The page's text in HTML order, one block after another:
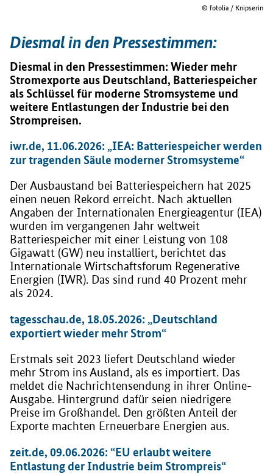
© fotolia / Knipserin
Diesmal in den Pressestimmen:
Diesmal in den Pressestimmen: Wieder mehr
Stromexporte aus Deutschland, Batteriespeicher
als Schlüssel für moderne Stromsysteme und
weitere Entlastungen der Industrie bei den
Strompreisen.
iwr.de, 11.06.2026: „IEA: Batteriespeicher werden
zur tragenden Säule moderner Stromsysteme“
Der Ausbaustand bei Batteriespeichern hat 2025
einen neuen Rekord erreicht. Nach aktuellen
Angaben der Internationalen Energieagentur (IEA)
wurden im vergangenen Jahr weltweit
Batteriespeicher mit einer Leistung von 108
Gigawatt (GW) neu installiert, berichtet das
Internationale Wirtschaftsforum Regenerative
Energien (IWR). Das sind rund 40 Prozent mehr
als 2024.
tagesschau.de, 18.05.2026: „Deutschland
exportiert wieder mehr Strom“
Erstmals seit 2023 liefert Deutschland wieder
mehr Strom ins Ausland, als es importiert. Das
meldet die Nachrichtensendung in ihrer Online-
Ausgabe. Hintergrund dafür seien niedrigere
Preise im Großhandel. Den größten Anteil der
Exporte machten Erneuerbare Energien aus.
zeit.de, 09.06.2026: “EU erlaubt weitere
Entlastung der Industrie beim Strompreis“